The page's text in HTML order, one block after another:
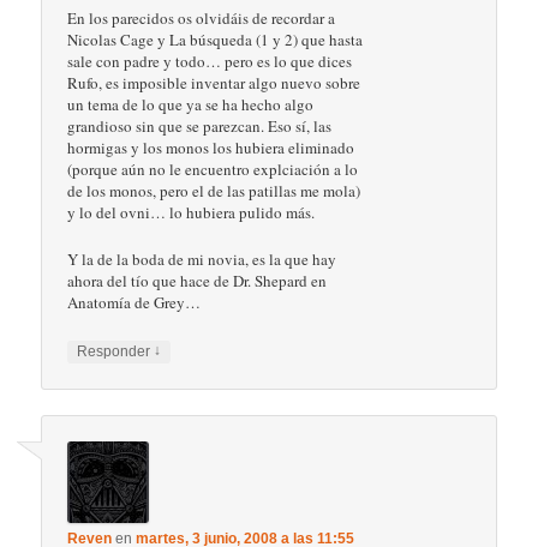
En los parecidos os olvidáis de recordar a
Nicolas Cage y La búsqueda (1 y 2) que hasta
sale con padre y todo… pero es lo que dices
Rufo, es imposible inventar algo nuevo sobre
un tema de lo que ya se ha hecho algo
grandioso sin que se parezcan. Eso sí, las
hormigas y los monos los hubiera eliminado
(porque aún no le encuentro explciación a lo
de los monos, pero el de las patillas me mola)
y lo del ovni… lo hubiera pulido más.
Y la de la boda de mi novia, es la que hay
ahora del tío que hace de Dr. Shepard en
Anatomía de Grey…
Responder ↓
Reven enmartes, 3 junio, 2008 a las 11:55